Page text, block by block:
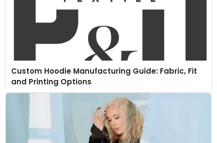
Custom Hoodie Manufacturing Guide: Fabric, Fit
and Printing Options